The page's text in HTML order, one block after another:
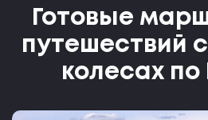
Готовые
путешествий
колесах по